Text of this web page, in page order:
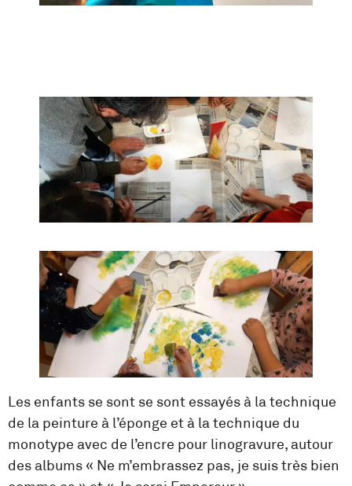
Les enfants se sont se sont essayés à la technique
de la peinture à l’éponge et à la technique du
monotype avec de l’encre pour linogravure, autour
des albums « Ne m’embrassez pas, je suis très bien